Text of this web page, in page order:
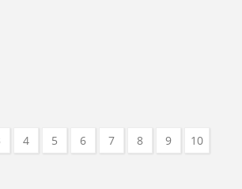
4 5 6 7 8 9
10